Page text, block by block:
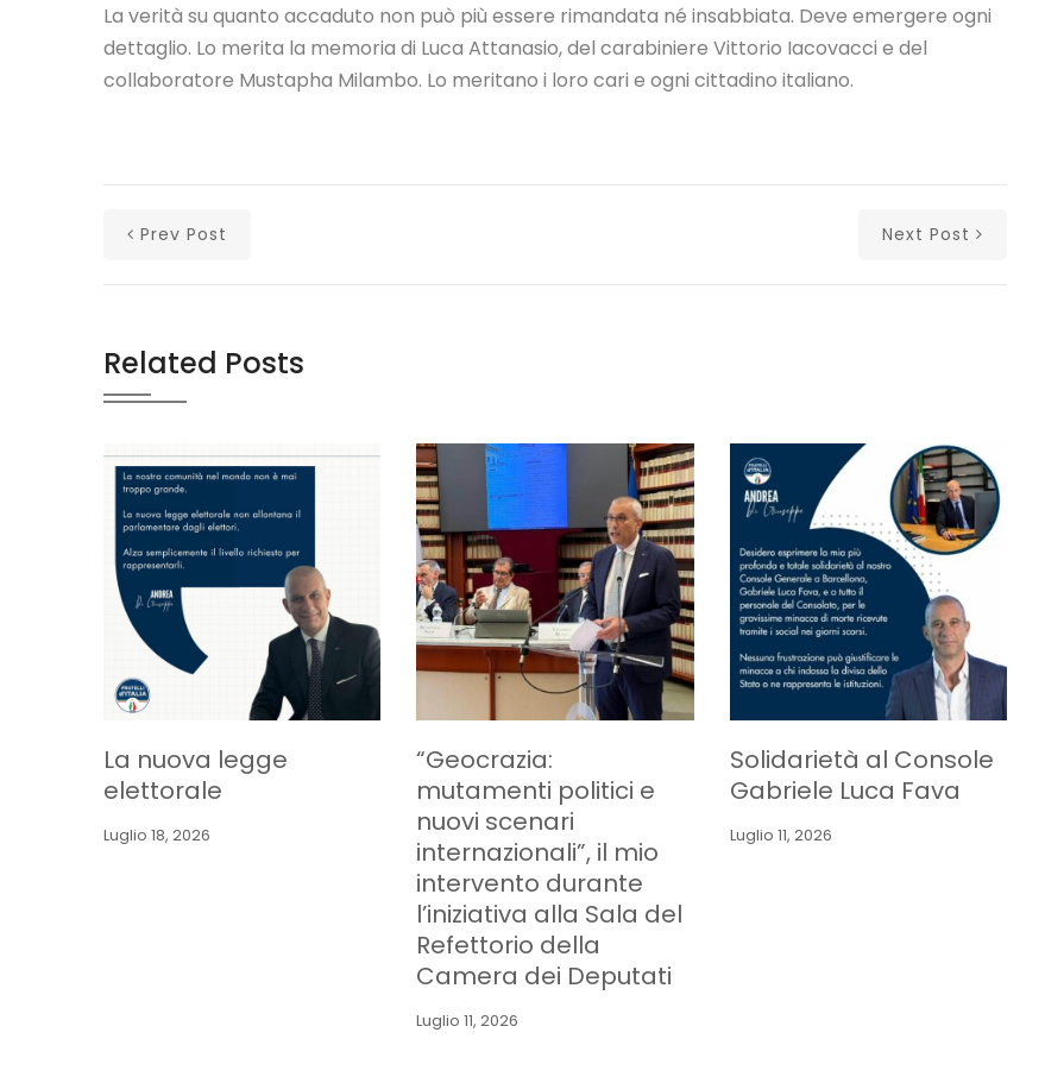
La verità su quanto accaduto non può più essere rimandata né insabbiata. Deve emergere ogni
dettaglio. Lo merita la memoria di Luca Attanasio, del carabiniere Vittorio Iacovacci e del
collaboratore Mustapha Milambo. Lo meritano i loro cari e ogni cittadino italiano.
Prev Post Next Post
Related Posts
La nuova legge
elettorale
Luglio 18, 2026
“Geocrazia:
mutamenti politici e
nuovi scenari
internazionali”, il mio
intervento durante
l’iniziativa alla Sala del
Refettorio della
Camera dei Deputati
Luglio 11, 2026
Solidarietà al Console
Gabriele Luca Fava
Luglio 11, 2026